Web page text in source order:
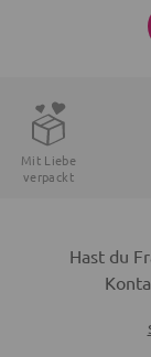
Mit Liebe
verpackt
Hast du